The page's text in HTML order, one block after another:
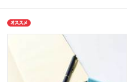
くっきり色濃い」印影が残せるよう工夫
しています。朱肉は銀行員や訂正印・認
印、代表者印など大切な場面で印鑑を利
用するのが一般的。
蓋はねじ式なので、持ち運びも快適で
ケースの蓋天面と、インクの盤面に印刷
することが可能です。